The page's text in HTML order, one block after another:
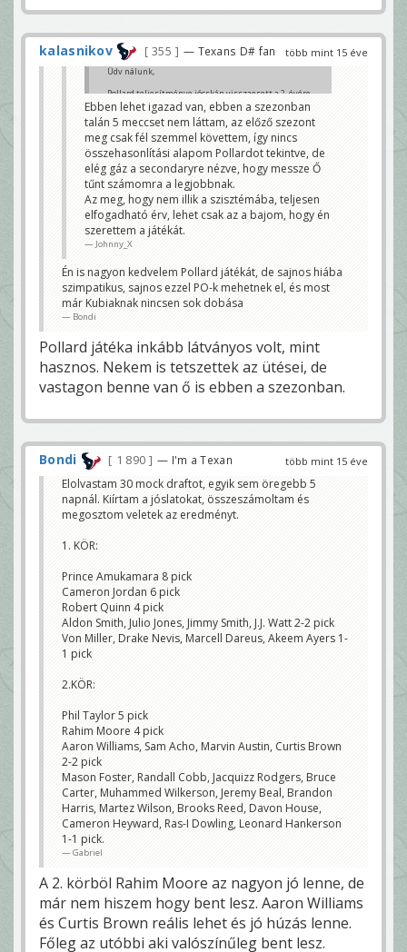
több mint 15 éve
kalasnikov 355 — Texans D# fan
Üdv nálunk,
Pollard teljesítménye jócskán visszaesett a 2. évére
és ő inkább futás ellen jó és Wade-nek egy sokkal
jobb cover SS kell
Bondi
Ebben lehet igazad van, ebben a szezonban
talán 5 meccset nem láttam, az előző szezont
meg csak fél szemmel követtem, így nincs
összehasonlítási alapom Pollardot tekintve, de
elég gáz a secondaryre nézve, hogy messze Ő
tűnt számomra a legjobbnak.
Az meg, hogy nem illik a szisztémába, teljesen
elfogadható érv, lehet csak az a bajom, hogy én
szerettem a játékát.
Johnny_X
Én is nagyon kedvelem Pollard játékát, de sajnos hiába
szimpatikus, sajnos ezzel PO-k mehetnek el, és most
már Kubiaknak nincsen sok dobása
Bondi
Pollard játéka inkább látványos volt, mint
hasznos. Nekem is tetszettek az ütései, de
vastagon benne van ő is ebben a szezonban.
több mint 15 éve
Bondi 1 890 — I'm a Texan
Elolvastam 30 mock draftot, egyik sem öregebb 5
napnál. Kiírtam a jóslatokat, összeszámoltam és
megosztom veletek az eredményt.
1. KÖR:
Prince Amukamara 8 pick
Cameron Jordan 6 pick
Robert Quinn 4 pick
Aldon Smith, Julio Jones, Jimmy Smith, J.J. Watt 2-2 pick
Von Miller, Drake Nevis, Marcell Dareus, Akeem Ayers 1-
1 pick
2.KÖR:
Phil Taylor 5 pick
Rahim Moore 4 pick
Aaron Williams, Sam Acho, Marvin Austin, Curtis Brown
2-2 pick
Mason Foster, Randall Cobb, Jacquizz Rodgers, Bruce
Carter, Muhammed Wilkerson, Jeremy Beal, Brandon
Harris, Martez Wilson, Brooks Reed, Davon House,
Cameron Heyward, Ras-I Dowling, Leonard Hankerson
1-1 pick.
Gabriel
A 2. körböl Rahim Moore az nagyon jó lenne, de
már nem hiszem hogy bent lesz. Aaron Williams
és Curtis Brown reális lehet és jó húzás lenne.
Főleg az utóbbi aki valószínűleg bent lesz.